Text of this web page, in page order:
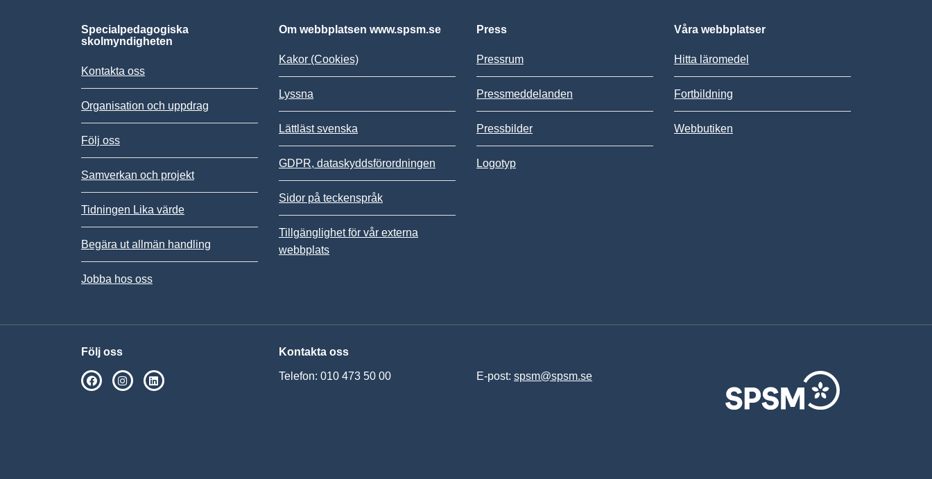
Specialpedagogiska
skolmyndigheten
Kontakta oss
Organisation och uppdrag
Följ oss
Samverkan och projekt
Tidningen Lika värde
Begära ut allmän handling
Jobba hos oss
Om webbplatsen www.spsm.se
Kakor (Cookies)
Lyssna
Lättläst svenska
GDPR, dataskyddsförordningen
Sidor på teckenspråk
Tillgänglighet för vår externa
webbplats
Press
Pressrum
Pressmeddelanden
Pressbilder
Logotyp
Våra webbplatser
Hitta läromedel
Fortbildning
Webbutiken
Följ oss
SPSM på Facebook
SPSM på Instagram
Kontakta oss
Telefon: 010 473 50 00 E-post: spsm@spsm.se